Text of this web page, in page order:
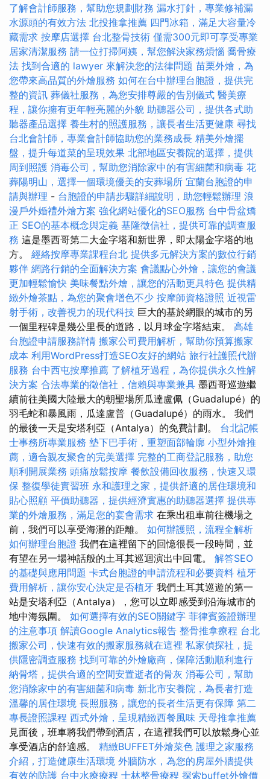
了解會計師服務，幫助您規劃財務 漏水打針，專業修補漏
水源頭的有效方法 北投推拿推薦 四門冰箱，滿足大容量冷
藏需求 按摩店選擇 台北整骨技術 僅需300元即可享受專業
居家清潔服務 請一位打掃阿姨，幫您解決家務煩惱 喬骨療
法 找到合適的 lawyer 來解決您的法律問題 苗栗外燴，為
您帶來高品質的外燴服務 如何在台中辦理台胞證，提供完
整的資訊 葬儀社服務，為您安排尊嚴的告別儀式 醫美療
程，讓你擁有更年輕亮麗的外貌 助聽器公司，提供各式助
聽器產品選擇 養生村的照護服務，讓長者生活更健康 尋找
台北會計師，專業會計師協助您的業務成長 精美外燴擺
盤，提升每道菜的呈現效果 北部地區安養院的選擇，提供
周到照護 消毒公司，幫助您消除家中的有害細菌和病毒 花
葬陽明山，選擇一個環境優美的安葬場所 宜蘭台胞證的申
請與辦理 - 台胞證的申請步驟詳細說明，助您輕鬆辦理 浪
漫戶外婚禮外燴方案 強化網站優化的SEO服務 台中骨盆矯
正 SEO的基本概念與定義 基隆徵信社，提供可靠的調查服
務 這是墨西哥第二大金字塔和新世界，即太陽金字塔的地
方。 經絡按摩專業課程台北 提供多元解決方案的數位行銷
夥伴 網路行銷的全面解決方案 會議點心外燴，讓您的會議
更加輕鬆愉快 美味餐點外燴，讓您的活動更具特色 提供精
緻外燴茶點，為您的聚會增色不少 按摩師資格證照 近視雷
射手術，改善視力的現代科技 巨大的基於網眼的城市的另
一個里程碑是幾公里長的道路，以月球金字塔結束。 高雄
台胞證申請服務詳情 搬家公司費用解析，幫助你預算搬家
成本 利用WordPress打造SEO友好的網站 旅行社護照代辦
服務 台中西屯按摩推薦 了解植牙過程，為你提供永久性解
決方案 合法專業的徵信社，信賴與專業兼具 墨西哥巡遊繼
續前往美國大陸最大的朝聖場所瓜達盧佩（Guadalupé）的
羽毛蛇和暴風雨，瓜達盧普（Guadalupé）的雨水。 我們
的最後一天是安塔利亞（Antalya）的免費計劃。 台北記帳
士事務所專業服務 墊下巴手術，重塑面部輪廓 小型外燴推
薦，適合親友聚會的完美選擇 完整的工商登記服務，助您
順利開展業務 頭痛放鬆按摩 餐飲設備回收服務，快速又環
保 整復學徒實習班 永和護理之家，提供舒適的居住環境和
貼心照顧 平價助聽器，提供經濟實惠的助聽器選擇 提供專
業的外燴服務，滿足您的宴會需求 在乘出租車前往機場之
前，我們可以享受海灘的距離。 如何辦護照，流程全解析
如何辦理台胞證 我們在這裡留下的回憶很長一段時間，並
有望在另一場神話般的土耳其巡迴演出中回電。 解答SEO
的基礎與應用問題 卡式台胞證的申請流程和必要資料 植牙
費用解析，讓你安心決定是否植牙 我們土耳其巡遊的第一
站是安塔利亞（Antalya），您可以立即感受到沿海城市的
地中海氛圍。 如何選擇有效的SEO關鍵字 菲律賓簽證辦理
的注意事項 解讀Google Analytics報告 整骨推拿療程 台北
搬家公司，快速有效的搬家服務就在這裡 私家偵探社，提
供隱密調查服務 找到可靠的外燴廠商，保障活動順利進行
納骨塔，提供合適的空間安置逝者的骨灰 消毒公司，幫助
您消除家中的有害細菌和病毒 新北市安養院，為長者打造
溫馨的居住環境 長照服務，讓您的長者生活更有保障 第二
專長證照課程 西式外燴，呈現精緻西餐風味 天母推拿推薦
見面後，班車將我們帶到酒店，在這裡我們可以放鬆身心並
享受酒店的舒適感。 精緻BUFFET外燴菜色 護理之家服務
介紹，打造健康生活環境 外牆防水，為您的房屋外牆提供
有效的防護 台中水療療程 士林整骨療程 探索buffet外燴價